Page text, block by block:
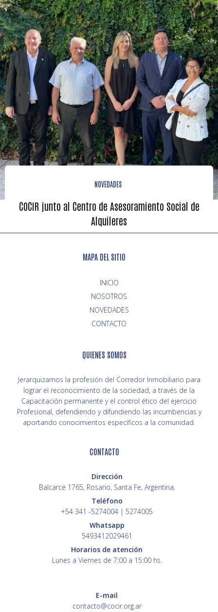
NOVEDADES
COCIR junto al Centro de Asesoramiento Social de
Alquileres
MAPA DEL SITIO
INICIO
NOVEDADES
CONTACTO
QUIENES SOMOS
Jerarquizamos la profesión del Corredor Inmobiliario para
lograr el reconocimiento de la sociedad, a través de la
Capacitación permanente y el control ético del ejercicio
Profesional, defendiendo y difundiendo las incumbencias y
aportando conocimientos específicos a la comunidad.
CONTACTO
Dirección
Balcarce 1765, Rosario, Santa Fe, Argentina.
Teléfono
+54 341 -5274004 | 5274005
Whatsapp
5493412029461
Horarios de atención
Lunes a Viernes de 7:00 a 15:00 hs.
E-mail
contacto@cocir.org.ar